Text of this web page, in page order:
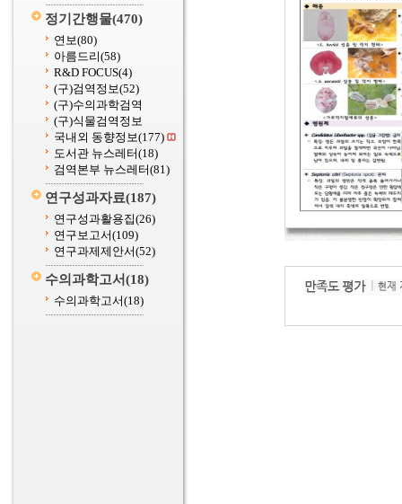
정기간행물(470)
연보(80)
아름드리(58)
R&D FOCUS(4)
(구)검역정보(52)
(구)수의과학검역
(구)식물검역정보
국내외 동향정보(177)
도서관 뉴스레터(18)
검역본부 뉴스레터(81)
연구성과자료(187)
연구성과활용집(26)
연구보고서(109)
연구과제제안서(52)
수의과학고서(18)
수의과학고서(18)